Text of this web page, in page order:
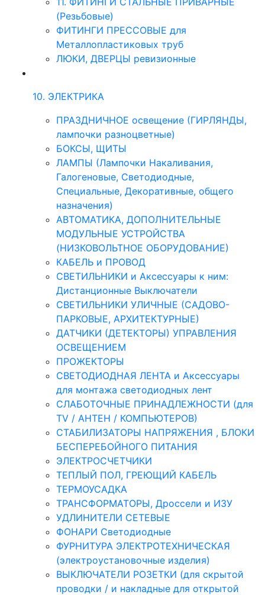
(Резьбовые)
ФИТИНГИ ПРЕССОВЫЕ для
Металлопластиковых труб
ЛЮКИ, ДВЕРЦЫ ревизионные
10. ЭЛЕКТРИКА
ПРАЗДНИЧНОЕ освещение (ГИРЛЯНДЫ,
лампочки разноцветные)
БОКСЫ, ЩИТЫ
ЛАМПЫ (Лампочки Накаливания,
Галогеновые, Светодиодные,
Специальные, Декоративные, общего
назначения)
АВТОМАТИКА, ДОПОЛНИТЕЛЬНЫЕ
МОДУЛЬНЫЕ УСТРОЙСТВА
(НИЗКОВОЛЬТНОЕ ОБОРУДОВАНИЕ)
КАБЕЛЬ и ПРОВОД
СВЕТИЛЬНИКИ и Аксессуары к ним:
Дистанционные Выключатели
СВЕТИЛЬНИКИ УЛИЧНЫЕ (САДОВО-
ПАРКОВЫЕ, АРХИТЕКТУРНЫЕ)
ДАТЧИКИ (ДЕТЕКТОРЫ) УПРАВЛЕНИЯ
ОСВЕЩЕНИЕМ
ПРОЖЕКТОРЫ
СВЕТОДИОДНАЯ ЛЕНТА и Аксессуары
для монтажа светодиодных лент
СЛАБОТОЧНЫЕ ПРИНАДЛЕЖНОСТИ (для
TV / АНТЕН / КОМПЬЮТЕРОВ)
СТАБИЛИЗАТОРЫ НАПРЯЖЕНИЯ , БЛОКИ
БЕСПЕРЕБОЙНОГО ПИТАНИЯ
ЭЛЕКТРОСЧЕТЧИКИ
ТЕПЛЫЙ ПОЛ, ГРЕЮЩИЙ КАБЕЛЬ
ТЕРМОУСАДКА
ТРАНСФОРМАТОРЫ, Дроссели и ИЗУ
УДЛИНИТЕЛИ СЕТЕВЫЕ
ФОНАРИ Светодиодные
ФУРНИТУРА ЭЛЕКТРОТЕХНИЧЕСКАЯ
(электроустановочные изделия)
ВЫКЛЮЧАТЕЛИ РОЗЕТКИ (для скрытой
проводки / и накладные для открытой